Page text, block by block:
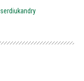
serdiukandry